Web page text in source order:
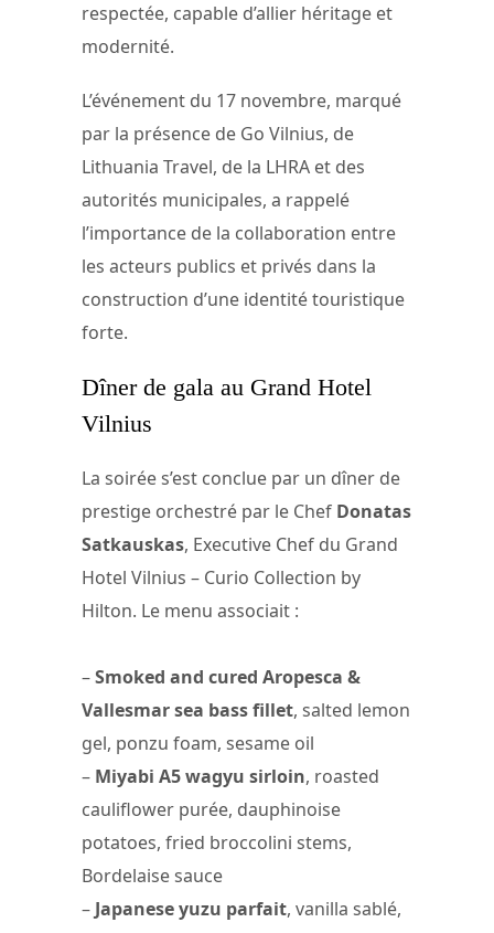
respectée, capable d’allier héritage et
modernité.
L’événement du 17 novembre, marqué
par la présence de Go Vilnius, de
Lithuania Travel, de la LHRA et des
autorités municipales, a rappelé
l’importance de la collaboration entre
les acteurs publics et privés dans la
construction d’une identité touristique
forte.
Dîner de gala au Grand Hotel
Vilnius
La soirée s’est conclue par un dîner de
prestige orchestré par le Chef Donatas
Satkauskas, Executive Chef du Grand
Hotel Vilnius – Curio Collection by
Hilton. Le menu associait :
–Smoked and cured Aropesca &
Vallesmar sea bass fillet, salted lemon
gel, ponzu foam, sesame oil
– Miyabi A5 wagyu sirloin, roasted
cauliflower purée, dauphinoise
potatoes, fried broccolini stems,
Bordelaise sauce
– Japanese yuzu parfait, vanilla sablé,